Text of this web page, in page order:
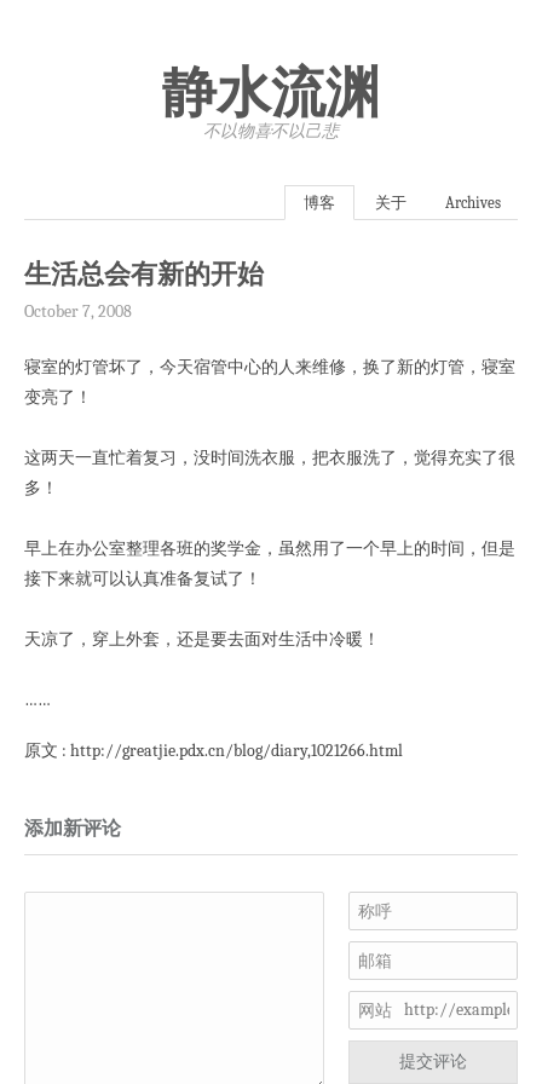
静水流渊
不以物喜·不以己悲
博客 关于 Archives
生活总会有新的开始
October 7, 2008
寝室的灯管坏了，今天宿管中心的人来维修，换了新的灯管，寝室
变亮了！
这两天一直忙着复习，没时间洗衣服，把衣服洗了，觉得充实了很
多！
早上在办公室整理各班的奖学金，虽然用了一个早上的时间，但是
接下来就可以认真准备复试了！
天凉了，穿上外套，还是要去面对生活中冷暖！
……
原文 : http://greatjie.pdx.cn/blog/diary,1021266.html
添加新评论
称呼
邮箱
网站
提交评论